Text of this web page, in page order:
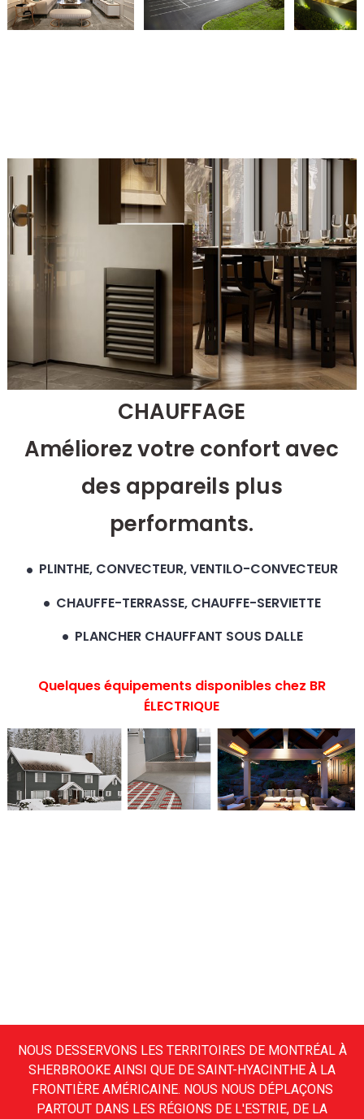
CHAUFFAGE
Améliorez votre confort avec
des appareils plus
performants.
PLINTHE, CONVECTEUR, VENTILO-CONVECTEUR
CHAUFFE-TERRASSE, CHAUFFE-SERVIETTE
PLANCHER CHAUFFANT SOUS DALLE
Quelques équipements disponibles chez BR
ÉLECTRIQUE
NOUS DESSERVONS LES TERRITOIRES DE MONTRÉAL À
SHERBROOKE AINSI QUE DE SAINT-HYACINTHE À LA
FRONTIÈRE AMÉRICAINE. NOUS NOUS DÉPLAÇONS
PARTOUT DANS LES RÉGIONS DE L'ESTRIE, DE LA